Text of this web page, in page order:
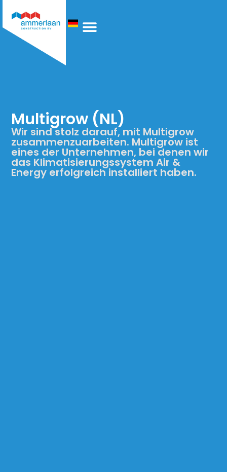
Multigrow (NL)
Wir sind stolz darauf, mit Multigrow
zusammenzuarbeiten. Multigrow ist
eines der Unternehmen, bei denen wir
das Klimatisierungssystem Air &
Energy erfolgreich installiert haben.